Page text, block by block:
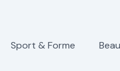
Sport & Forme